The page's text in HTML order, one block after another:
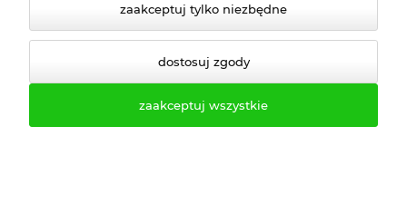
zaakceptuj tylko niezbędne
dostosuj zgody
zaakceptuj wszystkie